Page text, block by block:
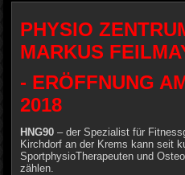
PHYSIO
MARKUS
- ERÖFFNUNG
2018
HNG90 – der Spezialist für
Kirchdorf an der Krems kann seit
SportphysioTherapeutenund
zählen.